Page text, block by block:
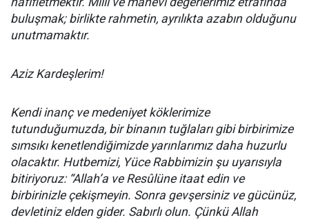
buluşmak; birlikte rahmetin, ayrılıkta azabın olduğunu
unutmamaktır.
Aziz Kardeşlerim!
Kendi inanç ve medeniyet köklerimize
tutunduğumuzda, bir binanın tuğlaları gibi birbirimize
sımsıkı kenetlendiğimizde yarınlarımız daha huzurlu
olacaktır. Hutbemizi, Yüce Rabbimizin şu uyarısıyla
bitiriyoruz: “Allah’a ve Resûlüne itaat edin ve
birbirinizle çekişmeyin. Sonra gevşersiniz ve gücünüz,
devletiniz elden gider. Sabırlı olun. Çünkü Allah